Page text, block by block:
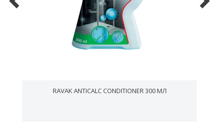
RAVAK ANTICALC CONDITIONER 300 МЛ